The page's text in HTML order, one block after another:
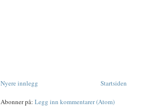
Nyere innlegg Startsiden
Abonner på: Legg inn kommentarer (Atom)